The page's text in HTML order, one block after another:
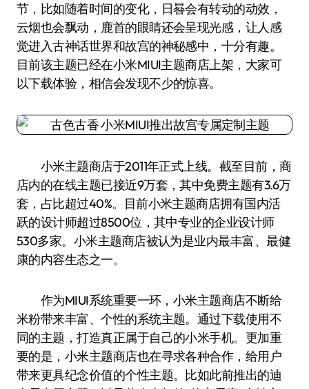
节，比如随着时间的变化，日晷会有转动的动效，
云烟也会飘动，鹿首的眼睛还会呈现光感，让人感
觉进入古神话世界和故宫的神秘感中，十分有趣。
目前该主题已经在小米MIUI主题商店上架，大家可
以下载体验，相信会发现不少的惊喜。
小米主题商店于2011年正式上线。截至目前，商
店内的在线主题已接近9万套，其中免费主题有3.6万
套，占比超过40%。目前小米主题商店拥有国内活
跃的设计师超过8500位，其中专业的企业设计师
530多家。小米主题商店被认为是业内最丰富、最健
康的内容生态之一。
作为MIUI系统重要一环，小米主题商店不断给
米粉带来丰富、个性的系统主题。通过下载使用不
同的主题，打造真正属于自己的小米手机。更加重
要的是，小米主题商店也在寻求各种合作，给用户
带来更具纪念价值的个性主题。比如此前推出的迪